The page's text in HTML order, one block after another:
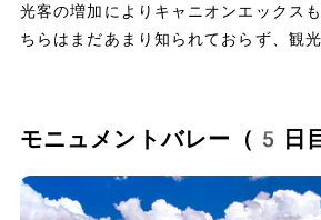
光客の増加によりキャニオンエックス
ちらはまだあまり知られておらず、観
モニュメントバレー（5日